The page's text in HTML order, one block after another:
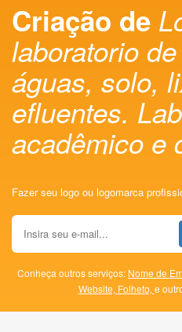
Criação de
laboratorio
águas, solo,
efluentes.
acadêmico e
Fazer seu logo ou logomarca
Conheça outros serviços: Nome de
Website, Folheto, e